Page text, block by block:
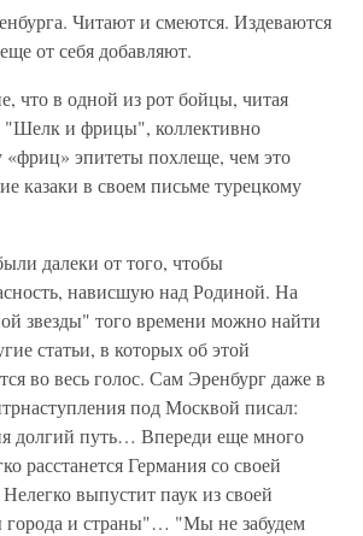
Читают и смеются. Издеваются
от себя добавляют.
что в одной из рот бойцы, читая
"Шелк и фрицы", коллективно
«фриц» эпитеты похлеще, чем это
казаки в своем письме турецкому
далеки от того, чтобы
нависшую над Родиной. На
звезды" того времени можно найти
статьи, в которых об этой
во весь голос. Сам Эренбург даже в
под Москвой писал:
долгий путь… Впереди еще много
расстанется Германия со своей
выпустит паук из своей
города и страны"… "Мы не забудем